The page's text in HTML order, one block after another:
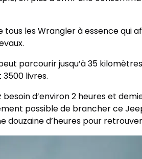
les Wrangler à essence qui
parcourir jusqu’à 35
livres.
d’environ 2 heures et
possible de brancher ce
douzaine d’heures pour